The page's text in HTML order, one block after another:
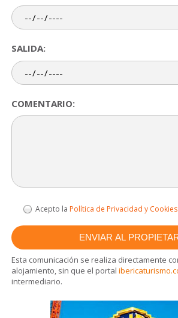
SALIDA:
COMENTARIO:
Acepto la Política de Privacidad y Cookies
Esta comunicación se realiza directamente
alojamiento, sin que el portal
intermediario.